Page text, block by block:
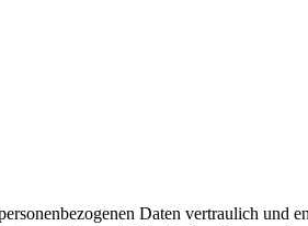
Daten vertraulich und